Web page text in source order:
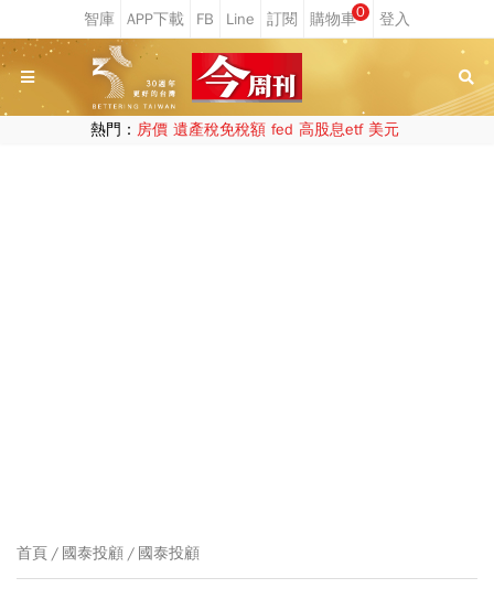
0
熱門： 房價 遺產稅免稅額 fed 高股息etf 美元
首頁 國泰投顧 國泰投顧